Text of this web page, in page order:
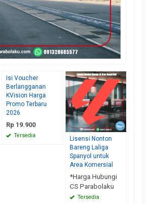
Isi Voucher
Berlangganan
KVision Harga
Promo Terbaru
2026
Rp 19.900
Tersedia
Lisensi Nonton
Bareng Laliga
Spanyol untuk
Area Komersial
*Harga Hubungi
CS Parabolaku
Tersedia